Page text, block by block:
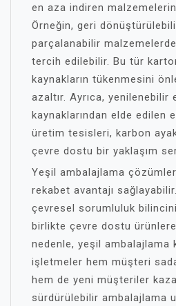
en aza indiren malzemelerin
Örneğin, geri
parçalanabilir
tercih edilebilir. Bu tür
kaynakların tükenmesini
azaltır. Ayrıca, yenilenebilir
kaynaklarından elde edilen
üretim tesisleri, karbon
çevre dostu bir yaklaşım
Yeşil ambalajlama
rekabet avantajı
çevresel sorumluluk
birlikte çevre dostu
nedenle, yeşil ambalajlama
işletmeler hem müşteri
hem de yeni müşteriler
sürdürülebilir ambalajlama